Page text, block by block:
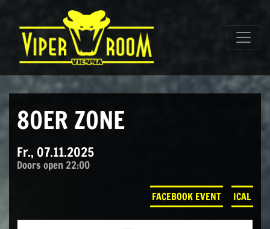
Hauptnavigation
80ER ZONE
Fr., 07.11.2025
Doors open 22:00
FACEBOOK EVENT ICAL